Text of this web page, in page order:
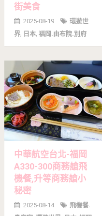
街美食
2025-08-19
環遊世
界, 日本, 福岡.由布院.別府
中華航空台北-福岡
A330-300商務艙飛
機餐,升等商務艙小
秘密
2025-08-14
飛機餐.